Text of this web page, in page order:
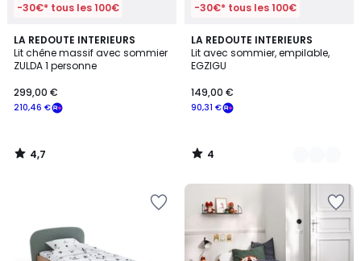
-30€* tous les 100€
LA REDOUTE INTERIEURS
Lit chêne massif avec sommier
ZULDA 1 personne
210,46 €
299,00 €
4,7
/ 5
4,7
/
-30€* tous les 100€
LA REDOUTE INTERIEURS
Lit avec sommier, empilable,
EGZIGU
90,31 €
149,00 €
4
/
5
2
Couleurs
4
/